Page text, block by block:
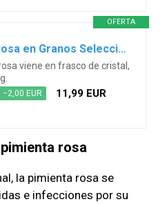
OFERTA
Pimienta Rosa en Granos Seleccionada a Mano de Calidad Premium para tus Platos y Cócteles Favoritos (Especialmente el Gin Tonic) 50 g
viene en frasco de cristal,
−2,00 EUR 11,99 EUR
rosa
la pimienta rosa se
e infecciones por su